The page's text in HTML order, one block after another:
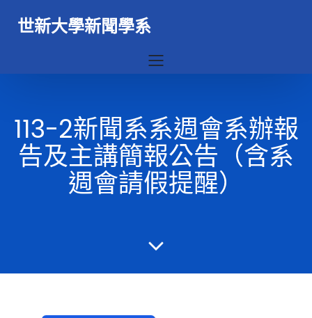
世新大學新聞學系
113-2新聞系系週會系辦報
告及主講簡報公告（含系
週會請假提醒）